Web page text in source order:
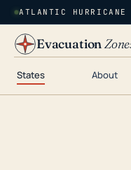
ATLANTIC
Evacuation
States About